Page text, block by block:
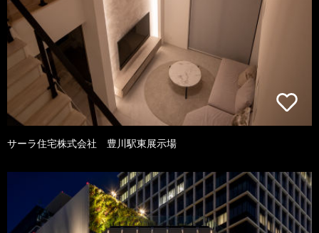
サーラ住宅株式会社 豊川駅東展示場